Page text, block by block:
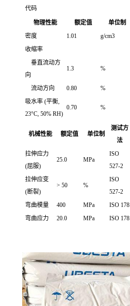
代码
物理性能 额定值 单位制
密度
1.01 g/cm3
收缩率
垂直流动方
向
1.3 %
流动方向 0.80 %
吸水率 (平衡,
23°C, 50% RH)
0.70 %
机械性能 额定值 单位制
测试方
法
拉伸应力
(屈服)
25.0 MPa
ISO
527-2
拉伸应变
(断裂)
> 50 %
ISO
527-2
弯曲模量
400 MPa
ISO 178
弯曲应力
20.0 MPa ISO 178